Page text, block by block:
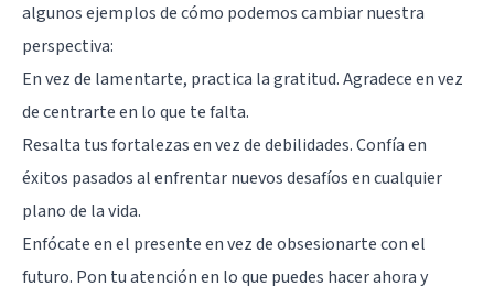
algunos ejemplos de cómo podemos cambiar nuestra
perspectiva:
En vez de lamentarte, practica la gratitud. Agradece en vez
de centrarte en lo que te falta.
Resalta tus fortalezas en vez de debilidades. Confía en
éxitos pasados al enfrentar nuevos desafíos en cualquier
plano de la vida.
Enfócate en el presente en vez de obsesionarte con el
futuro. Pon tu atención en lo que puedes hacer ahora y